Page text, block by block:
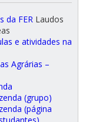
da FER Laudos
e atividades na
Agrárias –
(grupo)
(página